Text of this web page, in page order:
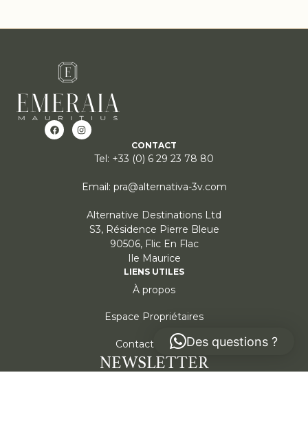
CONTACT
Tel: +33 (0) 6 29 23 78 80
Email: pra@alternativa-3v.com
Alternative Destinations Ltd
S3, Résidence Pierre Bleue
90506, Flic En Flac
Ile Maurice
LIENS UTILES
À propos
Espace Propriétaires
Contactez-nous
NEWSLETTER
Des questions ?